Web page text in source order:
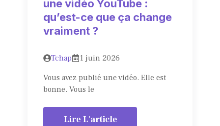
une vidéo YouTube :
qu’est-ce que ça change
vraiment ?
Tchap
1 juin 2026
Vous avez publié une vidéo. Elle est
bonne. Vous le
Lire L'article